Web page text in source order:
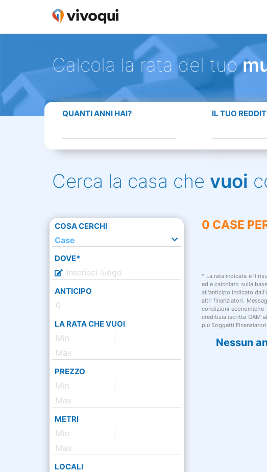
Calcola la rata del tuo
QUANTI ANNI HAI? IL TUO
Cerca la casa che vuoi
Nessun
COSA CERCHI
Case
DOVE*
ANTICIPO
LA RATA CHE VUOI
PREZZO
METRI
LOCALI
0 CASE
* La rata indicata è il
ed è calcolato sulla
all'anticipo indicato
altri finanziatori.
condizioni
creditizia iscritta OAM
più Soggetti Finanziatori.